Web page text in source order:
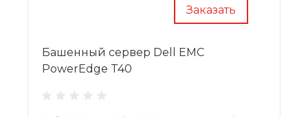
Заказать
Башенный сервер Dell EMC
PowerEdge T40